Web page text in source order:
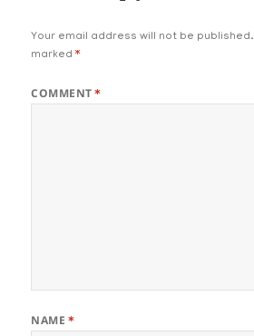
Your email address will not be published.
marked*
COMMENT*
NAME*